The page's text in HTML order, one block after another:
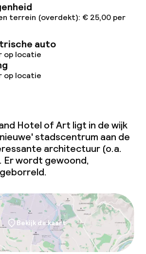
carte
terrein (overdekt): € 25,00 per
auto
op locatie
op locatie
Hotel of Art ligt in de wijk
stadscentrum aan de
architectuur (o.a.
Er wordt gewoond,
Bekijk de kaart